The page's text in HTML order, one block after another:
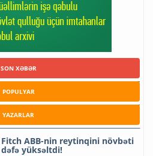
SON XƏBƏR
POPULYAR
YAZARLAR
Fitch ABB-nin reytinqini növbəti
dəfə yüksəltdi!